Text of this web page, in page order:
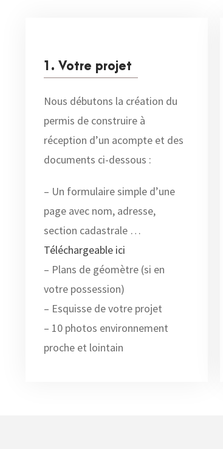
1. Votre projet
Nous débutons la création du
permis de construire à
réception d’un acompte et des
documents ci-dessous :
– Un formulaire simple d’une
page avec nom, adresse,
section cadastrale …
Téléchargeable ici
– Plans de géomètre (si en
votre possession)
– Esquisse de votre projet
– 10 photos environnement
proche et lointain